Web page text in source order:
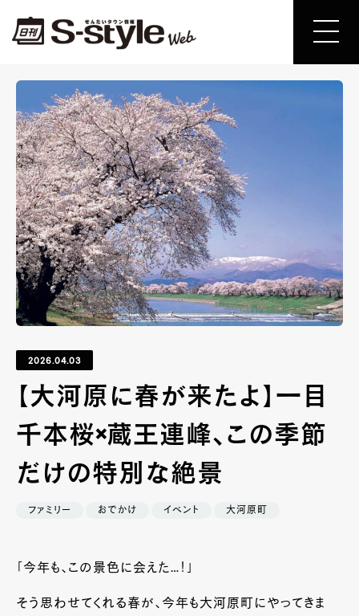
2026.04.03
【大河原に春が来たよ】一目
千本桜×蔵王連峰、この季節
だけの特別な絶景
ファミリー おでかけ イベント 大河原町
「今年も、この景色に会えた…！」
そう思わせてくれる春が、今年も大河原町にやってきま